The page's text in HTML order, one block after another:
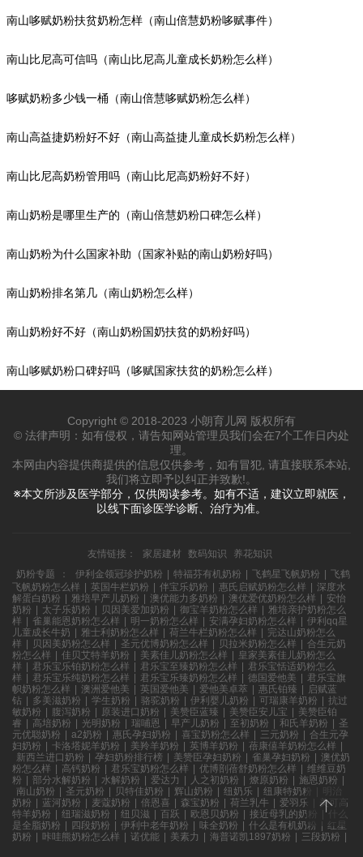
样）
南山哆赋奶粉扶贫奶粉怎样（南山倍慧奶粉哆赋事件）
南山比尼高可信吗（南山比尼高儿童成长奶粉怎么样）
哆赋奶粉多少钱一桶（南山倍慧哆赋奶粉怎么样）
南山高益捷奶粉好不好（南山高益捷儿童成长奶粉怎么样）
南山比尼高奶粉管用吗（南山比尼高奶粉好不好）
南山奶粉是哪里生产的（南山倍慧奶粉口碑怎么样）
南山奶粉为什么国家补助（国家补贴的南山奶粉好吗）
南山奶粉排名第几（南山奶粉怎么样）
南山奶粉好不好（南山奶粉国奶扶贫的奶粉好吗）
南山哆赋奶粉口碑好吗（哆赋国家扶贫的奶粉怎么样）
Copyright © 2018-2023 小朗育儿网 版权所有
© 法律声明：如有侵权，请告知网站管理员我们会在7个工作日内处
理。
本网由内容提供商提供的信息仅供参考，如有冒犯, 请直接联系本站,
我们将立即予以纠正并致歉!。
※本文所涉及医学部分，仅供阅读参考。如有不适，建议立即就医，
以线下面诊医学诊断、治疗为准。
友情链接： 家居建材 数码知识
养花知识
奶粉专题
： 伊利金领冠珍护奶粉 | 特福芬有机奶粉 | 飞鹤星飞帆奶粉 | 飞鹤
飞帆奶粉怎么样 | 英国牛栏奶粉 | 伴宝乐奶粉 | 惠氏启赋奶粉怎么样 | 深度水
解蛋白奶粉 | 雅培早产儿奶粉 | 澳优能力多奶粉 | 澳优爱优奶粉怎么样 | 安怡
奶粉 | 太子乐奶粉 | 贝因美爱加奶粉 | 御宝羊奶粉怎么样 | 雅培亲护奶粉怎么
样 | 雀巢能恩奶粉怎么样 | 明一奶粉怎么样 | 安满孕妇奶粉怎么样 | 伊利qq星
儿童成长牛奶 | 雅士利奶粉怎么样 | 荷兰牛栏奶粉怎么样 | 完达山奶粉怎么
样 | 贝因美奶粉怎么样 | 圣元优博奶粉怎么样 | 贝拉米奶粉怎么样 | 合生元奶
粉怎么样 | 佳贝艾特羊奶粉 | 美素佳儿奶粉怎么样 | 皇家美素佳儿奶粉怎么
样 | 君乐宝乐铂奶粉怎么样 | 君乐宝至臻奶粉怎么样 | 君乐宝恬适奶粉怎么
样 | 君乐宝乐纯奶粉怎么样 | 君乐宝乐臻奶粉怎么样 | 德国爱他美 | 君乐宝旗
帜奶粉怎么样 | 澳洲爱他美 | 英国爱他美 | 爱他美卓萃 | 惠氏铂臻 | 启赋蓝
钻 | 多美滋奶粉 | 学生奶粉 | 骆驼奶粉 | 伊利婴儿奶粉 | 可瑞康羊奶粉 | 抗过
敏奶粉 | 腹泻奶粉 | 原装进口奶粉 | 美赞臣蓝臻 | 美赞臣安儿宝 | 美赞臣铂
睿 | 高培奶粉 | 光明奶粉 | 瑞哺恩 | 早产儿奶粉 | 至初奶粉 | 和氏羊奶粉 | 圣
元优聪奶粉 | a2奶粉 | 惠氏孕妇奶粉 | 喜宝奶粉怎么样 | 三元奶粉 | 合生元孕
妇奶粉 | 卡洛塔妮羊奶粉 | 美羚羊奶粉 | 英博羊奶粉 | 蓓康僖羊奶粉怎么样 |
新西兰进口奶粉 | 孕妇奶粉排行榜 | 美赞臣孕妇奶粉 | 雀巢孕妇奶粉 | 澳优奶
粉怎么样 | 高钙奶粉 | 君乐宝奶粉怎么样 | 优博剖蓓舒奶粉怎么样 | 维维豆奶
粉 | 部分水解奶粉 | 水解奶粉 | 爱达力 | 人之初奶粉 | 燎原奶粉 | 施恩奶粉 |
南山奶粉 | 圣元奶粉 | 贝特佳奶粉 | 辉山奶粉 | 纽奶乐 | 纽康特奶粉
奶粉 | 蓝河奶粉 | 麦蔻奶粉 | 倍恩喜 | 森宝奶粉 | 荷兰乳牛 | 爱羽乐
美可高
特羊奶粉 | 纽瑞滋奶粉 | 纽贝滋 | 百跃 | 欧恩贝奶粉 | 接近母乳的奶粉
什么
是全脂奶粉 | 四段奶粉 | 伊利中老年奶粉 | 味全奶粉 | 什么是有机奶粉 | 红星
奶粉 | 咔哇熊奶粉怎么样 | 诺优能 | 美素力 | 海普诺凯1897奶粉 | 三段奶粉 |